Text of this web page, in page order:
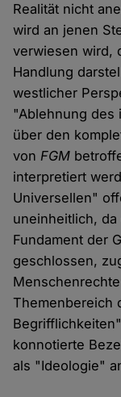
Realität nicht
wird an jenen
verwiesen wird,
Handlung
westlicher
"Ablehnung des
über den
vonFGM
interpretiert
Universellen"
uneinheitlich,
Fundament der
geschlossen,
Themenbereich
konnotierte
als "Ideologie"